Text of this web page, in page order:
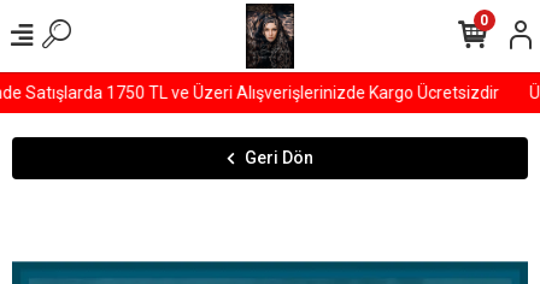
Satışlarda 1750 TL ve Üzeri Alışverişlerinizde Kargo Ücretsizdir
0
Geri Dön